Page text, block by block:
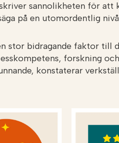
sannolikheten för att
på en utomordentlig
stor bidragande faktor till
forskning
konstaterar